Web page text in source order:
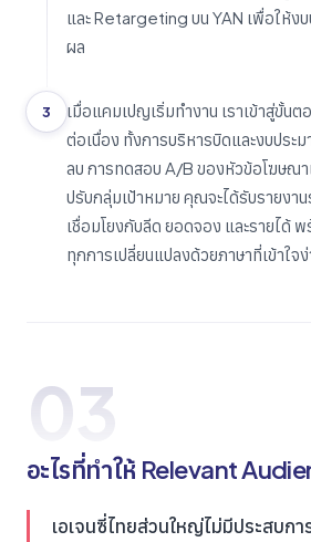
และ Retargeting บน YAN เพื่อให้ง
ผล
3
เมื่อแคมเปญเริ่มทำงาน เราเข้าสู่ขั้น
ต่อเนื่อง ทั้งการบริหารบิดและงบประ
ลบ การทดสอบ A/B ของหัวข้อโฆษณา
ปรับกลุ่มเป้าหมาย คุณจะได้รับรายงาน
เชื่อมโยงกับลีด ยอดจอง และรายได้
ทุกการเปลี่ยนแปลงด้วยภาษาที่เข้าใจ
03
อะไรที่ทำให้ Relevant
เอเจนซี่ไทยส่วนใหญ่ไม่มีประสบ